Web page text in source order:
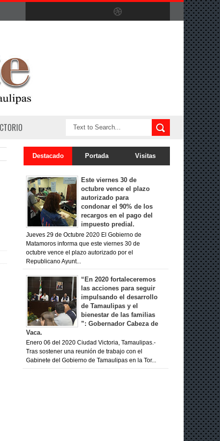
Destacado Portada Visitas
Este viernes 30 de
octubre vence el plazo
autorizado para
condonar el 90% de los
recargos en el pago del
impuesto predial.
Jueves 29 de Octubre 2020 El Gobierno de
Matamoros informa que este viernes 30 de
octubre vence el plazo autorizado por el
Republicano Ayunt...
“En 2020 fortaleceremos
las acciones para seguir
impulsando el desarrollo
de Tamaulipas y el
bienestar de las familias
”: Gobernador Cabeza de
Vaca.
Enero 06 del 2020 Ciudad Victoria, Tamaulipas.-
Tras sostener una reunión de trabajo con el
Gabinete del Gobierno de Tamaulipas en la Tor...